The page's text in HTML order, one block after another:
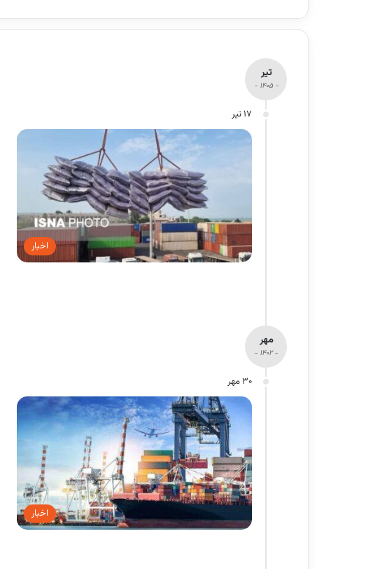
تیر
- 1405 -
17 تیر
اخبار
مهر
- 1402 -
30 مهر
اخبار